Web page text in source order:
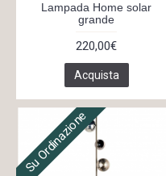
Lampada Home solar
grande
220,00€
Acquista
Su Ordinazione